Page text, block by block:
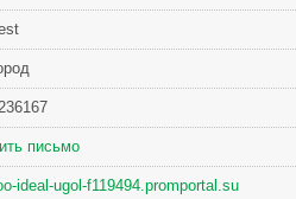
письмо
ideal-ugol-f119494.promportal.su